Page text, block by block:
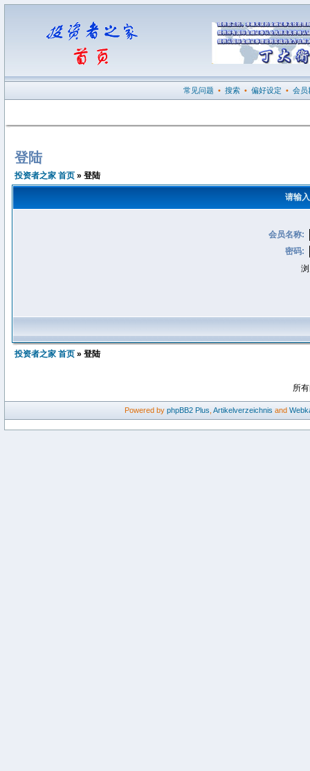
常见问题 • 搜索 • 偏好设定 • 会员
登陆
投资者之家 首页 » 登陆
请输
会员名称:
密码:
投资者之家 首页 » 登陆
所
Powered by phpBB2 Plus Artikelverzeichnis and